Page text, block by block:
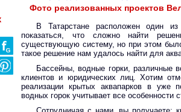
Фото реализованных проектов
В Татарстане расположен один
показаться, что сложно найти
существующую систему, но при этом
такое решение нам удалось найти для
Бассейны, водные горки, различные
клиентов и юридических лиц. Хотим
реализации крытых аквапарков в уже
водных горок учитывает все особенности